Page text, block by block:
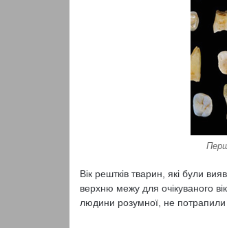
Вік рештків тварин, які були
верхню межу для очікуваного
людини розумної, не потрапили